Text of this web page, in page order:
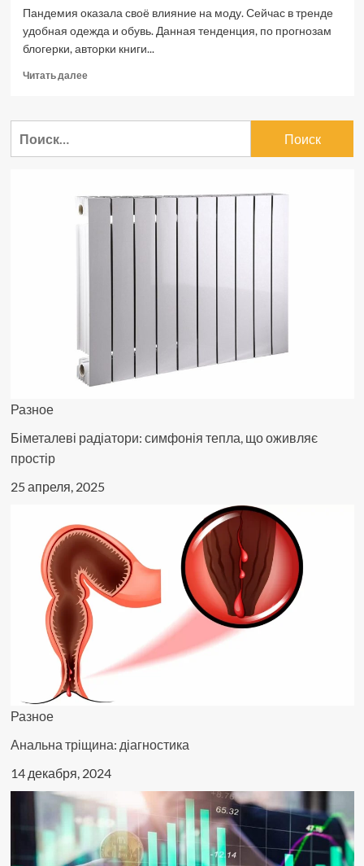
Пандемия оказала своё влияние на моду. Сейчас в тренде
удобная одежда и обувь. Данная тенденция, по прогнозам
блогерки, авторки книги...
Читать далееПрочитать
Пандемия
сейчас
тренде
Разное
Біметалеві радіатори: симфонія тепла, що оживляє
простір
25 апреля, 2025
Разное
Анальна тріщина: діагностика
14 декабря, 2024